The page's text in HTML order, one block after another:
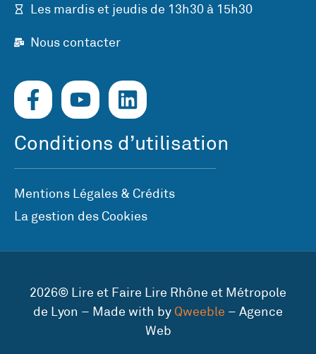
Les mardis et jeudis de 13h30 à 15h30
Nous contacter
Conditions d’utilisation
Mentions Légales & Crédits
La gestion des Cookies
2026© Lire et Faire Lire Rhône et Métropole
de Lyon – Made with by Qweeble – Agence
Web